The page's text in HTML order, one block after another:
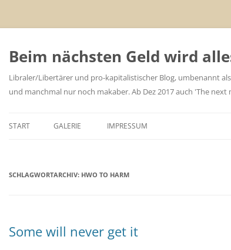
Zum
springen
Beim nächsten Geld wird
Libraler/Libertärer und pro-kapitalistischer Blog, umbenannt
und manchmal nur noch makaber. Ab Dez 2017 auch 'The
START GALERIE IMPRESSUM
SCHLAGWORTARCHIV: HWO TO HARM
Some will never get it